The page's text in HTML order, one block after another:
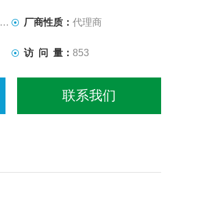
厂商性质： 代理商
访 问 量： 853
联系我们